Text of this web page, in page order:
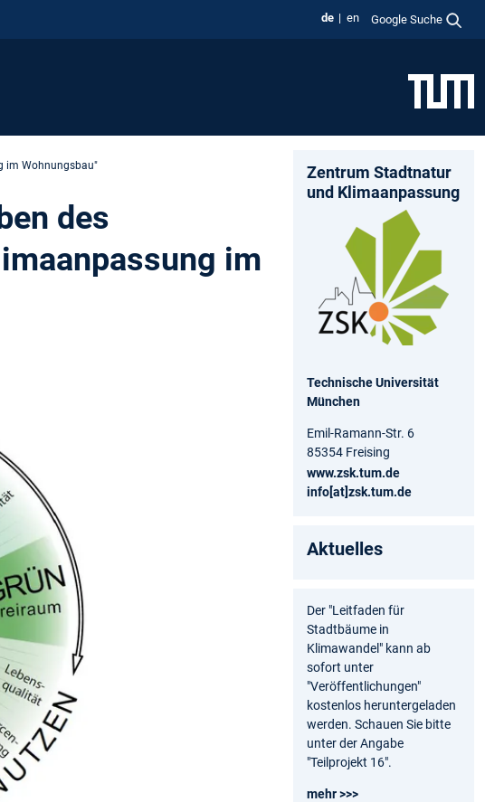
de en Google Suche
im Wohnungsbau"
des
im
Zentrum Stadtnatur
und Klimaanpassung
Technische Universität
München
Emil-Ramann-Str. 6
85354 Freising
www.zsk.tum.de
info[at]zsk.tum.de
Aktuelles
Der "Leitfaden für
Stadtbäume in
Klimawandel" kann ab
sofort unter
"Veröffentlichungen"
kostenlos heruntergeladen
werden. Schauen Sie bitte
unter der Angabe
"Teilprojekt 16".
mehr >>>